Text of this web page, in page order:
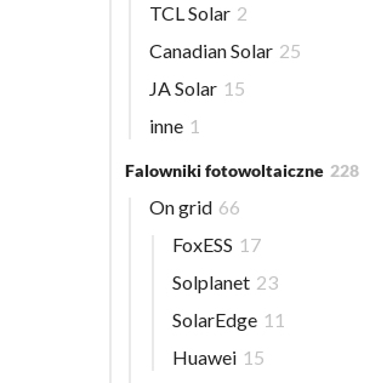
TCL Solar 2
Canadian Solar 25
JA Solar 15
inne 1
Falowniki fotowoltaiczne 228
On grid 66
FoxESS 17
Solplanet 23
SolarEdge 11
Huawei 15